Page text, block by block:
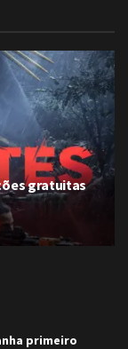
gratuitas
primeiro